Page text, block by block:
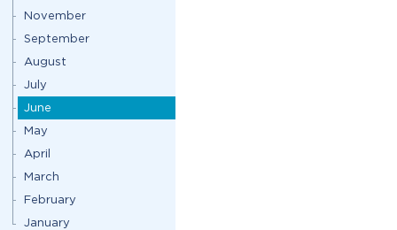
November
September
August
July
June
May
April
March
February
January